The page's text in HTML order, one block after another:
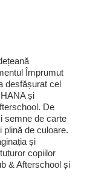
Împrumut
desfășurat cel
și
De
semne de carte
plină de culoare.
și
copiilor
& Afterschool și